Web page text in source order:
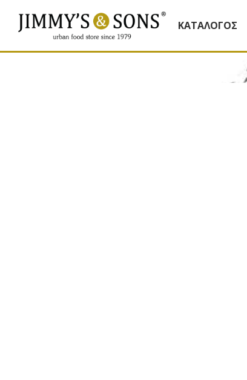
ΚΑΤΆΛΟΓΟΣ